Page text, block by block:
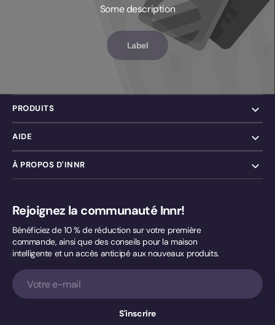
Some description
Label
PRODUITS
AIDE
À PROPOS D'INNR
Rejoignez la communauté Innr!
Bénéficiez de 10 % de réduction sur votre première
commande, ainsi que des conseils pour la maison
intelligente et un accès anticipé aux nouveaux produits.
Votre
e-
mail
S'inscrire